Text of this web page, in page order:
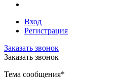
Вход
Регистрация
Заказать звонок
Заказать звонок
Тема сообщения*